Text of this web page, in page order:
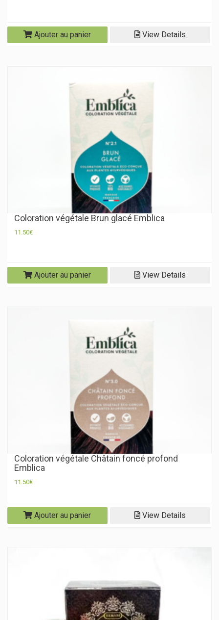
Ajouter au panier View Details
Coloration végétale Brun glacé Emblica
11.50€
Ajouter au panier View Details
Coloration végétale Châtain foncé profond
Emblica
11.50€
Ajouter au panier View Details